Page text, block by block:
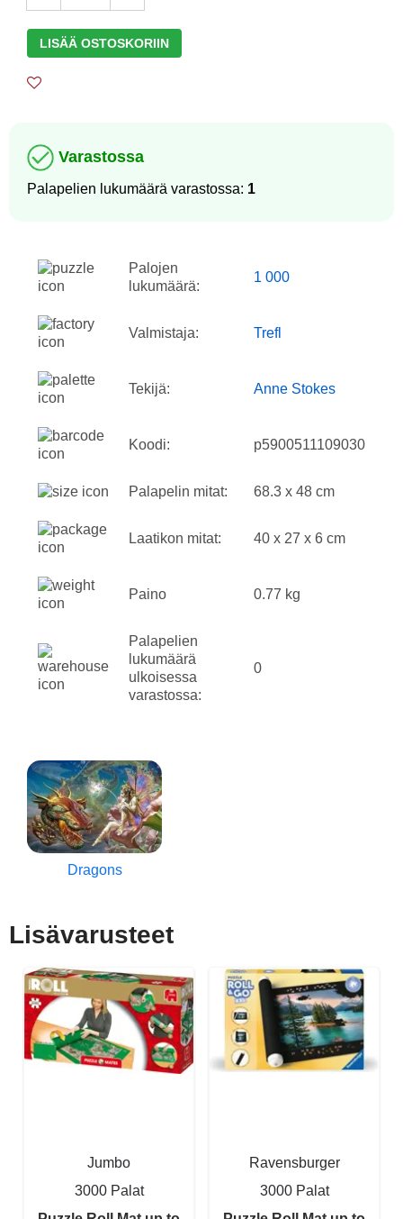
LISÄÄ OSTOSKORIIN
Varastossa
Palapelien lukumäärä varastossa: 1
Palojen
lukumäärä:
1 000
Valmistaja: Trefl
Tekijä: Anne Stokes
Koodi: p5900511109030
Palapelin mitat: 68.3 x 48 cm
Laatikon mitat: 40 x 27 x 6 cm
Paino 0.77 kg
Palapelien
lukumäärä
ulkoisessa
varastossa:
0
Dragons
Lisävarusteet
Jumbo
3000 Palat
Ravensburger
3000 Palat